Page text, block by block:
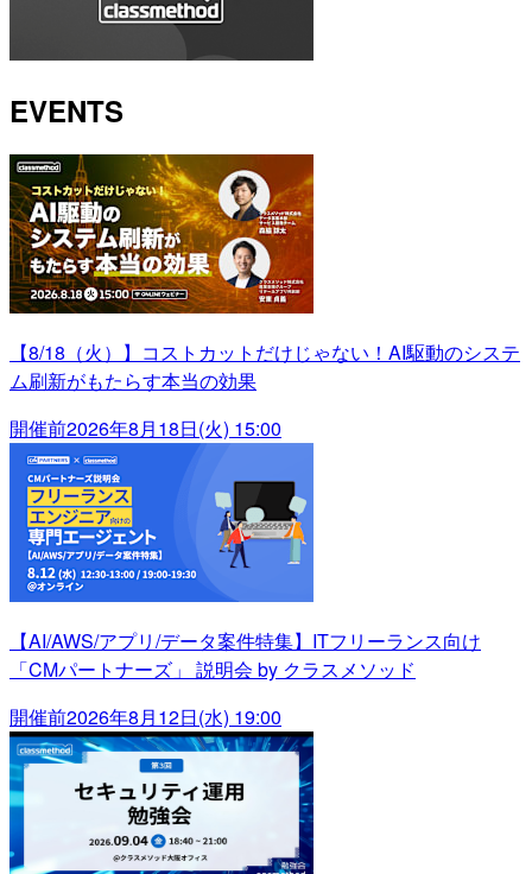
EVENTS
【8/18（火）】コストカットだけじゃない！AI駆動のシステ
ム刷新がもたらす本当の効果
開催前2026年8月18日(火) 15:00
【AI/AWS/アプリ/データ案件特集】ITフリーランス向け
「CMパートナーズ」 説明会 by クラスメソッド
開催前2026年8月12日(水) 19:00